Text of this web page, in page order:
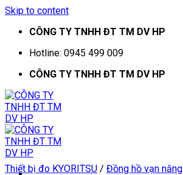
Skip to content
CÔNG TY TNHH ĐT TM DV HP
Hotline: 0945 499 009
CÔNG TY TNHH ĐT TM DV HP
Thiết bị đo KYORITSU / Đồng hồ vạn năng